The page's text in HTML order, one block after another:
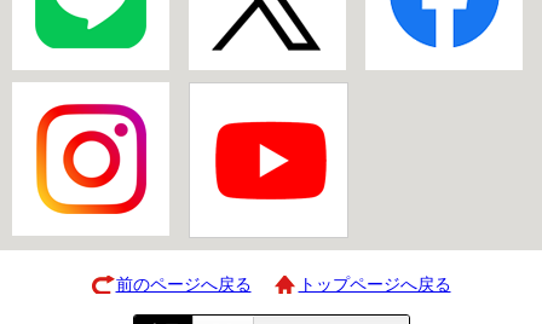
前のページへ戻る トップページへ戻る